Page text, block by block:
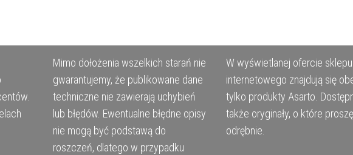
Mimo dołożenia wszelkich starań nie
gwarantujemy, że publikowane dane
techniczne nie zawierają uchybień
lub błędów. Ewentualne błędne opisy
nie mogą być podstawą do
roszczeń, dlatego w przypadku
W wyświetlanej ofercie sklepu
internetowego znajdują się
tylko produkty Asarto.
także oryginały, o które
odrębnie.